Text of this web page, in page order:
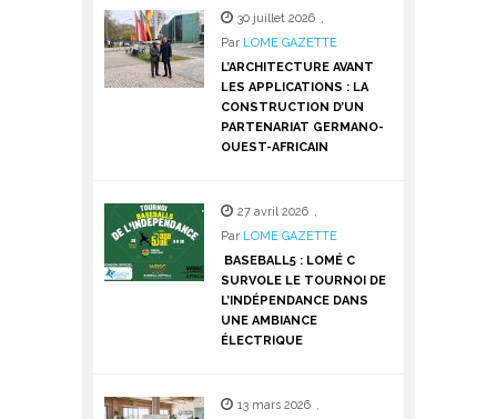
30 juillet 2026 ,
Par LOME GAZETTE
L’ARCHITECTURE AVANT
LES APPLICATIONS : LA
CONSTRUCTION D’UN
PARTENARIAT GERMANO-
OUEST-AFRICAIN
27 avril 2026 ,
Par LOME GAZETTE
BASEBALL5 : LOMÉ C
SURVOLE LE TOURNOI DE
L’INDÉPENDANCE DANS
UNE AMBIANCE
ÉLECTRIQUE
13 mars 2026 ,